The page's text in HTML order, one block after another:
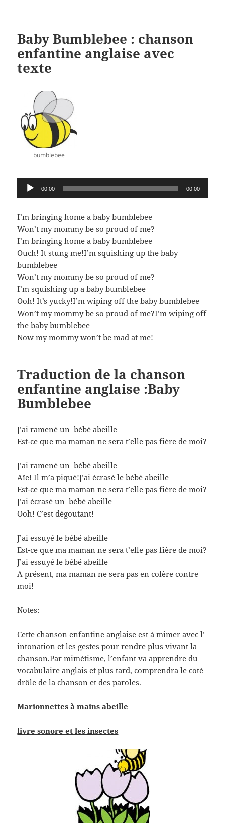
Baby Bumblebee : chanson
enfantine anglaise avec
texte
bumblebee
Lecteur 00:00 00:00
I’m bringing home a baby bumblebee
Won’t my mommy be so proud of me?
I’m bringing home a baby bumblebee
Ouch! It stung me!I’m squishing up the baby
bumblebee
Won’t my mommy be so proud of me?
I’m squishing up a baby bumblebee
Ooh! It’s yucky!I’m wiping off the baby bumblebee
Won’t my mommy be so proud of me?I’m wiping off
the baby bumblebee
Now my mommy won’t be mad at me!
Traduction de la chanson
enfantine anglaise :Baby
Bumblebee
J’ai ramené un bébé abeille
Est-ce que ma maman ne sera t’elle pas fière de moi?
J’ai ramené un bébé abeille
Aïe! Il m’a piqué!J’ai écrasé le bébé abeille
Est-ce que ma maman ne sera t’elle pas fière de moi?
J’ai écrasé un bébé abeille
Ooh! C’est dégoutant!
J’ai essuyé le bébé abeille
Est-ce que ma maman ne sera t’elle pas fière de moi?
J’ai essuyé le bébé abeille
A présent, ma maman ne sera pas en colère contre
moi!
Notes:
Cette chanson enfantine anglaise est à mimer avec l’
intonation et les gestes pour rendre plus vivant la
chanson.Par mimétisme, l’enfant va apprendre du
vocabulaire anglais et plus tard, comprendra le coté
drôle de la chanson et des paroles.
Marionnettes à mains abeille
livre sonore et les insectes